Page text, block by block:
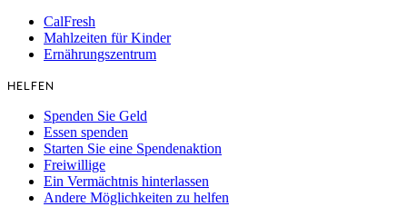
CalFresh
Mahlzeiten für Kinder
Ernährungszentrum
HELFEN
Spenden Sie Geld
Essen spenden
Starten Sie eine Spendenaktion
Freiwillige
Ein Vermächtnis hinterlassen
Andere Möglichkeiten zu helfen